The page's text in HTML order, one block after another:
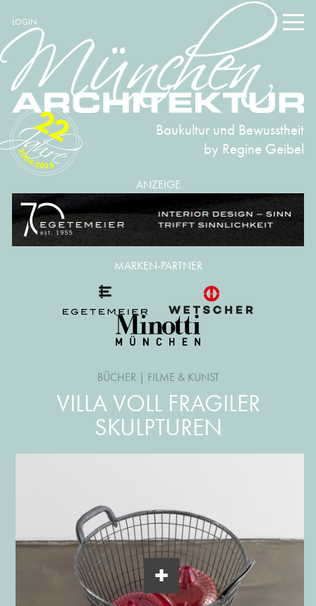
LOGIN
Baukultur und Bewusstheit
by Regine Geibel
2004-2026
22
ANZEIGE
BÜCHER | FILME & KUNST
VILLA VOLL FRAGILER
SKULPTUREN